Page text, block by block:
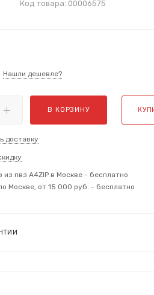
Код товара: 00006575
Нашли дешевле?
В КОРЗИНУ
доставку
из пвз A4ZIP в Москве - бесплатно
Москве, от 15 000 руб. - бесплатно